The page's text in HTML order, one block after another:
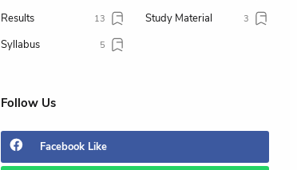
Results 13 Study Material 3
Syllabus 5
Follow Us
Facebook Like